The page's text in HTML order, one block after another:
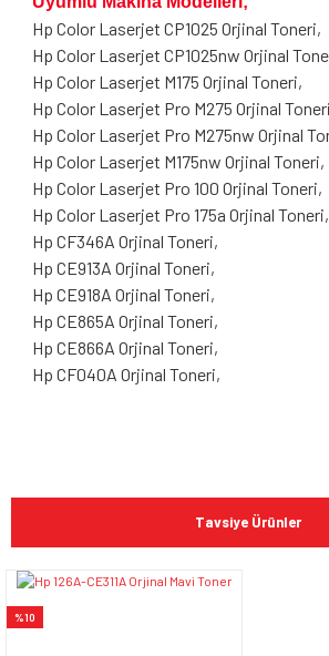
Hp Color Laserjet CP1025 Orjinal Toneri,
Hp Color Laserjet CP1025nw Orjinal
Hp Color Laserjet M175 Orjinal Toneri,
Hp Color Laserjet Pro M275 Orjinal
Hp Color Laserjet Pro M275nw Orjinal
Hp Color Laserjet M175nw Orjinal Toneri,
Hp Color Laserjet Pro 100 Orjinal Toneri,
Hp Color Laserjet Pro 175a Orjinal Toneri,
Hp CF346A Orjinal Toneri,
Hp CE913A Orjinal Toneri,
Hp CE918A Orjinal Toneri,
Hp CE865A Orjinal Toneri,
Hp CE866A Orjinal Toneri,
Hp CF040A Orjinal Toneri,
Bu ürüne ilk yorumu siz
Yorum Yaz
konularda yetersiz gördüğünüz noktaları
kullanarak tarafımıza iletebilirsiniz.
Tavsiye Ürünler
%10